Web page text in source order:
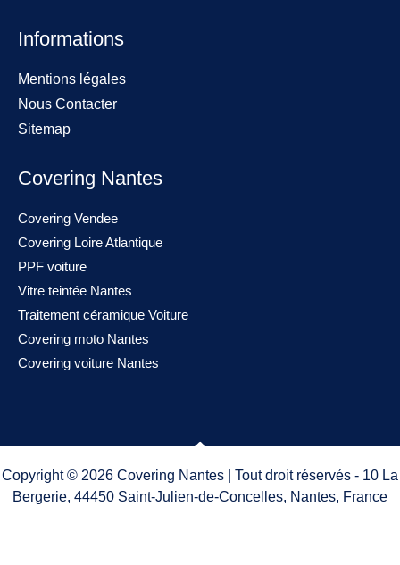
Informations
Mentions légales
Nous Contacter
Sitemap
Covering Nantes
Covering Vendee
Covering Loire Atlantique
PPF voiture
Vitre teintée Nantes
Traitement céramique Voiture
Covering moto Nantes
Covering voiture Nantes
Copyright © 2026 Covering Nantes | Tout droit réservés - 10 La
Bergerie, 44450 Saint-Julien-de-Concelles, Nantes, France